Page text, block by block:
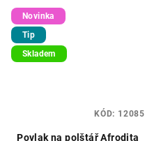
Novinka
Tip
Skladem
Povlak na polštář Afrodita
KÓD: 12085